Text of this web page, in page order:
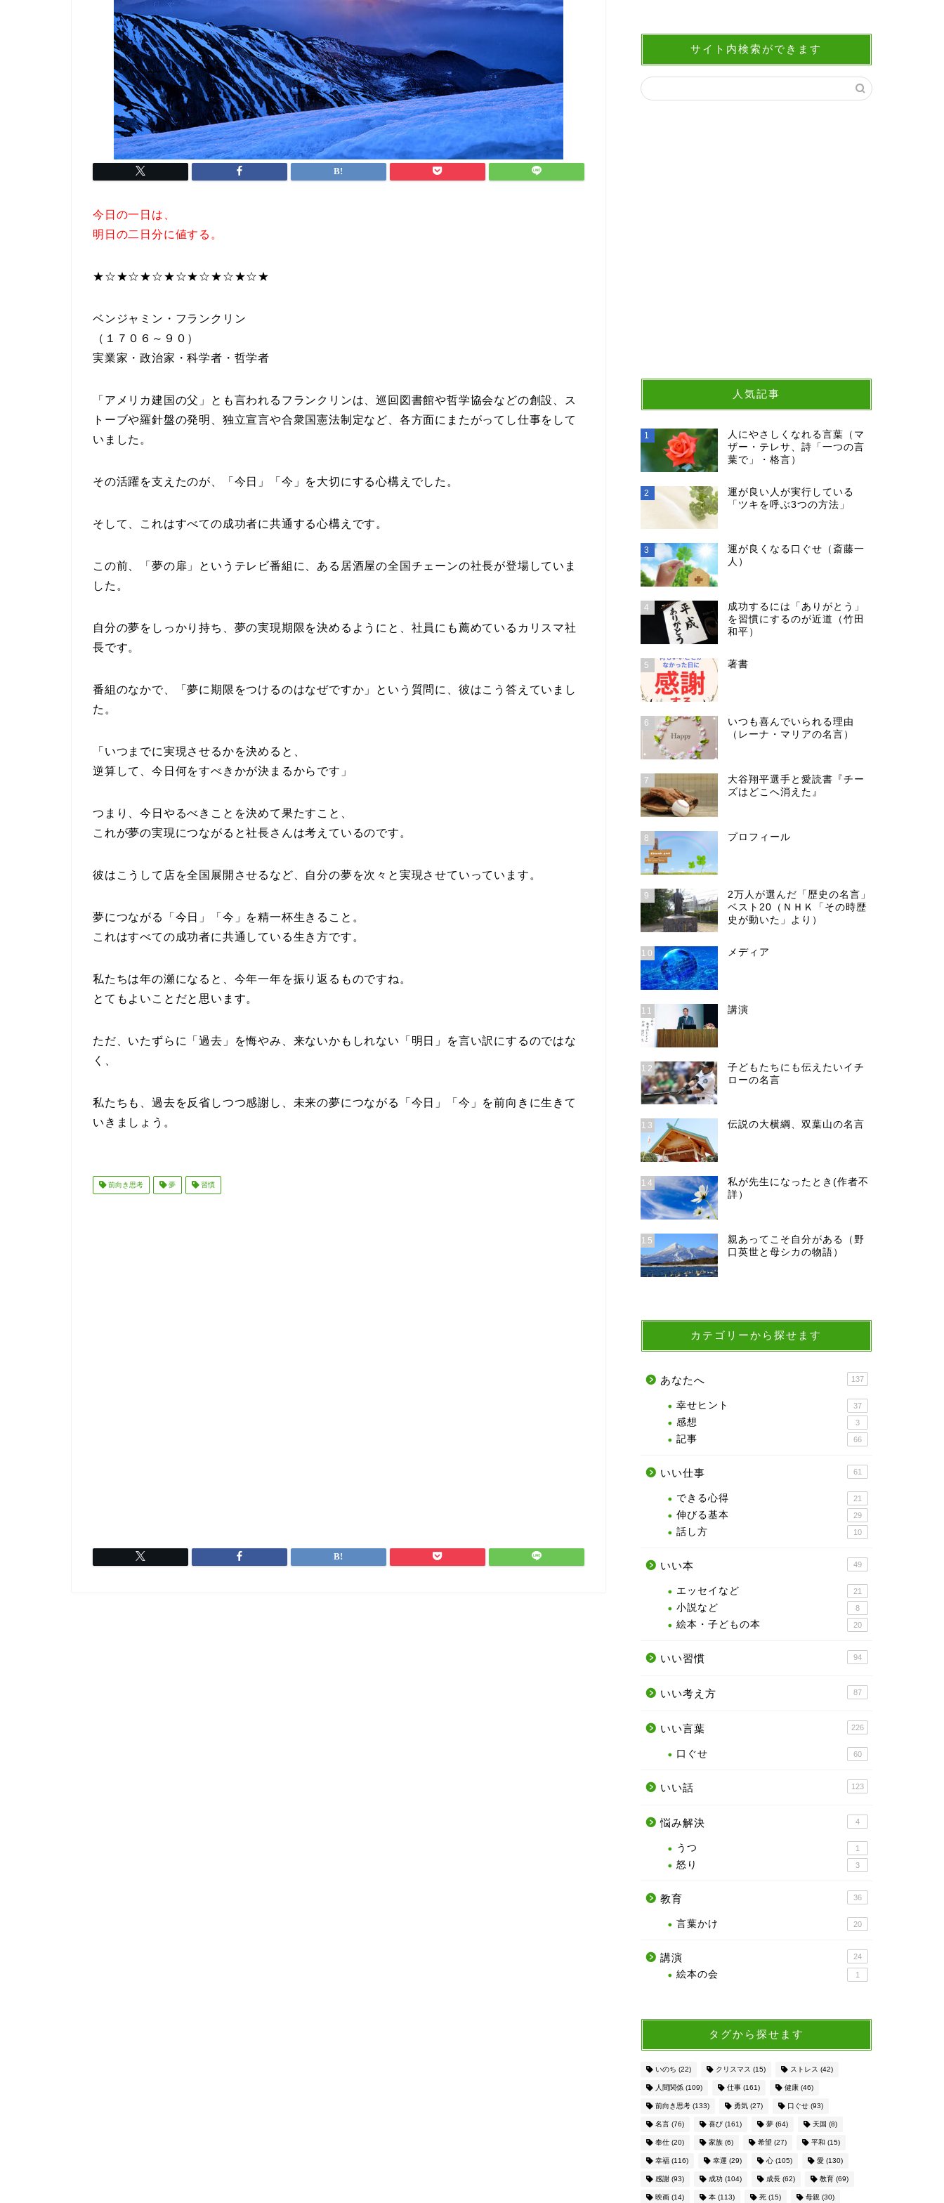
今日の一日は、
明日の二日分に値する。
★☆★☆★☆★☆★☆★☆★☆★
ベンジャミン・フランクリン
（１７０６～９０）
実業家・政治家・科学者・哲学者
「アメリカ建国の父」とも言われるフランクリンは、巡回図書館や哲学協会などの創設、ス
トーブや羅針盤の発明、独立宣言や合衆国憲法制定など、各方面にまたがってし仕事をして
いました。
その活躍を支えたのが、「今日」「今」を大切にする心構えでした。
そして、これはすべての成功者に共通する心構えです。
この前、「夢の扉」というテレビ番組に、ある居酒屋の全国チェーンの社長が登場していま
した。
自分の夢をしっかり持ち、夢の実現期限を決めるようにと、社員にも薦めているカリスマ社
長です。
番組のなかで、「夢に期限をつけるのはなぜですか」という質問に、彼はこう答えていまし
た。
「いつまでに実現させるかを決めると、
逆算して、今日何をすべきかが決まるからです」
つまり、今日やるべきことを決めて果たすこと、
これが夢の実現につながると社長さんは考えているのです。
彼はこうして店を全国展開させるなど、自分の夢を次々と実現させていっています。
夢につながる「今日」「今」を精一杯生きること。
これはすべての成功者に共通している生き方です。
私たちは年の瀬になると、今年一年を振り返るものですね。
とてもよいことだと思います。
ただ、いたずらに「過去」を悔やみ、来ないかもしれない「明日」を言い訳にするのではな
く、
私たちも、過去を反省しつつ感謝し、未来の夢につながる「今日」「今」を前向きに生きて
いきましょう。
前向き思考 夢 習慣
サイト内検索ができます
人気記事
1
人にやさしくなれる言葉（マ
ザー・テレサ、詩「一つの言
葉で」・格言）
2
運が良い人が実行している
「ツキを呼ぶ3つの方法」
3
運が良くなる口ぐせ（斎藤一
人）
4
成功するには「ありがとう」
を習慣にするのが近道（竹田
和平）
5 著書
6
いつも喜んでいられる理由
（レーナ・マリアの名言）
7
大谷翔平選手と愛読書『チー
ズはどこへ消えた』
8 プロフィール
9
2万人が選んだ「歴史の名言」
ベスト20（ＮＨＫ「その時歴
史が動いた」より）
10 メディア
11 講演
12
子どもたちにも伝えたいイチ
ローの名言
13 伝説の大横綱、双葉山の名言
14
私が先生になったとき(作者不
詳）
15
親あってこそ自分がある（野
口英世と母シカの物語）
カテゴリーから探せます
あなたへ 137
幸せヒント 37
感想 3
記事 66
いい仕事 61
できる心得 21
伸びる基本 29
話し方 10
いい本 49
エッセイなど 21
小説など 8
絵本・子どもの本 20
いい習慣 94
いい考え方 87
いい言葉 226
口ぐせ 60
いい話 123
悩み解決 4
うつ 1
怒り 3
教育 36
言葉かけ 20
講演 24
絵本の会 1
タグから探せます
いのち (22) クリスマス (15) ストレス (42)
人間関係(109) 仕事(161) 健康(46)
前向き思考(133) 勇気(27) 口ぐせ(93)
名言(76) 喜び(161) 夢(64) 天国 (8)
奉仕(20) 家族(6) 希望 (27) 平和 (15)
幸福(116) 幸運 (29) 心(105) 愛(130)
感謝(93) 成功 (104) 成長(62) 教育(69)
映画(14) 本(113) 死(15) 母親 (30)